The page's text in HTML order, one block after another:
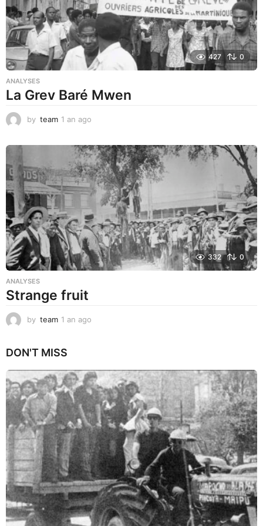
427 0
ANALYSES
La Grev Baré Mwen
by team 1 an ago
a
g
o
332 0
ANALYSES
Strange fruit
by team 1 an ago
o
DON'T MISS